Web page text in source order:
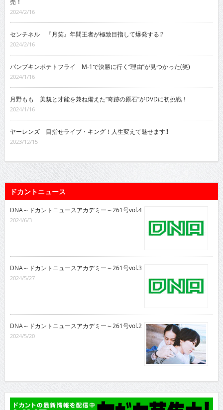
売！
2024/2/16
センチネル 『月笑』年間王者が極致目指して爆発する!?
2024/2/16
パンプキンポテトフライ M-1で決勝に行く“理由”が見つかった(笑)
2024/1/16
月野もも 美貌と才能を兼ね備えた“奇跡の原石”がDVDに初挑戦！
2024/1/16
ヤーレンズ 目指せライブ・キング！人生変えて魅せます!!
2023/12/15
ドカントニュース
DNA～ドカントニュースアカデミー～261号vol.4
2024/6/3
DNA～ドカントニュースアカデミー～261号vol.3
2024/5/27
DNA～ドカントニュースアカデミー～261号vol.2
2024/5/20